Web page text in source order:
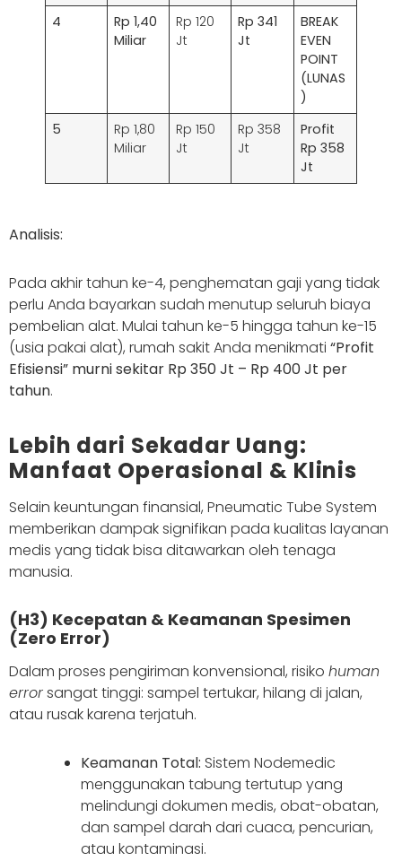
4
Rp 1,40
Miliar
Rp 120
Jt
Rp 341
Jt
BREAK
EVEN
POINT
(LUNAS
)
5
Rp 1,80
Miliar
Rp 150
Jt
Rp 358
Jt
Profit
Rp 358
Jt
Analisis:
Pada akhir tahun ke-4, penghematan gaji yang tidak
perlu Anda bayarkan sudah menutup seluruh biaya
pembelian alat. Mulai tahun ke-5 hingga tahun ke-15
(usia pakai alat), rumah sakit Anda menikmati “Profit
Efisiensi” murni sekitar Rp 350 Jt – Rp 400 Jt per
tahun.
Lebih dari Sekadar Uang:
Manfaat Operasional & Klinis
Selain keuntungan finansial, Pneumatic Tube System
memberikan dampak signifikan pada kualitas layanan
medis yang tidak bisa ditawarkan oleh tenaga
manusia.
(H3) Kecepatan & Keamanan Spesimen
(Zero Error)
Dalam proses pengiriman konvensional, risiko human
errorsangat tinggi: sampel tertukar, hilang di jalan,
atau rusak karena terjatuh.
Keamanan Total: Sistem Nodemedic
menggunakan tabung tertutup yang
melindungi dokumen medis, obat-obatan,
dan sampel darah dari cuaca, pencurian,
atau kontaminasi.